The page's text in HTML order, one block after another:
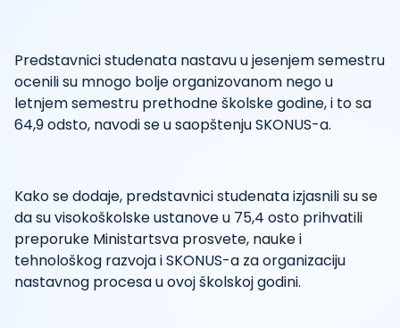
Predstavnici studenata nastavu u jesenjem semestru
ocenili su mnogo bolje organizovanom nego u
letnjem semestru prethodne školske godine, i to sa
64,9 odsto, navodi se u saopštenju SKONUS-a.
Kako se dodaje, predstavnici studenata izjasnili su se
da su visokoškolske ustanove u 75,4 osto prihvatili
preporuke Ministartsva prosvete, nauke i
tehnološkog razvoja i SKONUS-a za organizaciju
nastavnog procesa u ovoj školskoj godini.